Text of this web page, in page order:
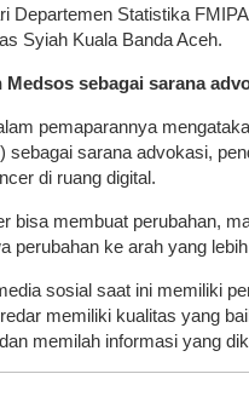
Departemen Statistika
Syiah Kuala Banda Aceh.
Medsos sebagai sarana
pemaparannya
sebagai sarana advokasi,
di ruang digital.
bisa membuat perubahan,
perubahan ke arah yang
sosial saat ini memiliki
memiliki kualitas yang
memilah informasi yang